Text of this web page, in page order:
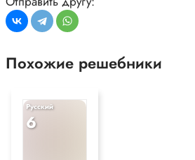
4 – четыре
12 – двенадцать
1 – один
5 – пять
100 – сто
2) сложные числительные:
60 – шестьдесят
Похожие решебники
Русский
6